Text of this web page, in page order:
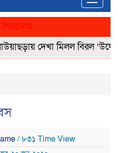
:
দেখা মিলল বিরল
/ ৮৩১ Time View